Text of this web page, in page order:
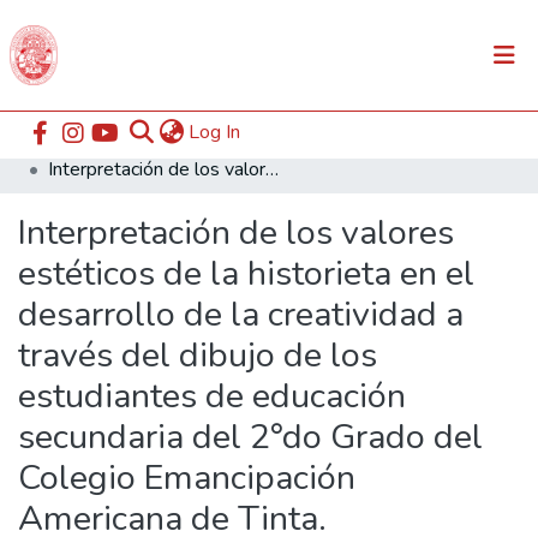
Log In
Communities & Collections
All of DSpace
Statistics
Home ESABAC
Facultad de Educación
Interpretación de los valores estéticos de la historieta en el desarrollo de la creatividad a través del dibujo de los estudiantes de educación secundaria del 2°do Grado del Colegio Emancipación Americana de Tinta.
Interpretación de los valores
estéticos de la historieta en el
desarrollo de la creatividad a
través del dibujo de los
estudiantes de educación
secundaria del 2°do Grado del
Colegio Emancipación
Americana de Tinta.